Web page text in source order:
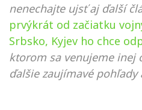
nenechajte ujsť aj ďalší
prvýkrát od začiatku
Srbsko, Kyjev ho chce
ktorom sa venujeme inej
ďalšie zaujímavé